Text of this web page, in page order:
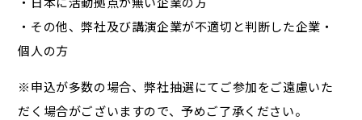
・その他、弊社及び講演企業が不適切と判断した企業・
個人の方
※申込が多数の場合、弊社抽選にてご参加をご遠慮いた
だく場合がございますので、予めご了承ください。